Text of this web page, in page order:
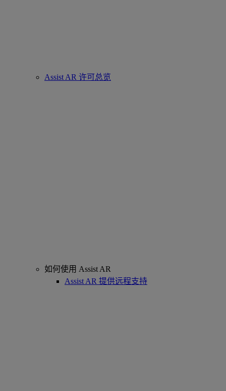
Assist AR 许可总览
如何使用 Assist AR
Assist AR 提供远程支持